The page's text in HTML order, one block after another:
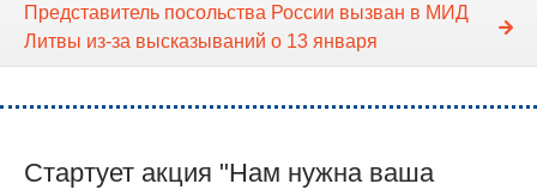
Представитель посольства России вызван в МИД
Литвы из-за высказываний о 13 января
Стартует акция "Нам нужна ваша